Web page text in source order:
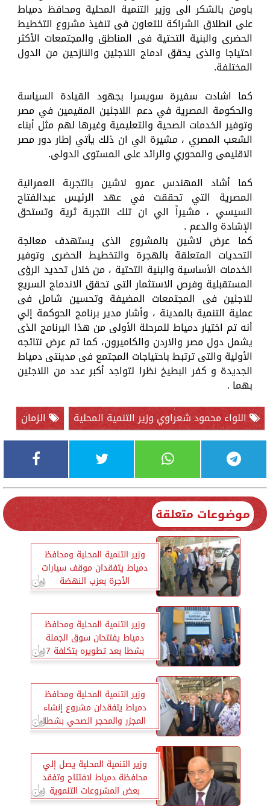
باومن بالشكر الى وزير التنمية المحلية ومحافظ دمياط
على انطلاق الشراكة للتعاون فى تنفيذ مشروع التخطيط
الحضرى والبنية التحتية فى المناطق والمجتمعات الأكثر
احتياجا والذى يحقق ادماج اللاجئين والنازحين من الدول
المختلفة.
كما اشادت سفيرة سويسرا بجهود القيادة السياسة
والحكومة المصرية في دعم اللاجئين المقيمين في مصر
وتوفير الخدمات الصحية والتعليمية وغيرها لهم مثل أبناء
الشعب المصري ، مشيرة الي ان ذلك يأتي إطار دور مصر
الاقليمى والمحوري والرائد على المستوى الدولى.
كما أشاد المهندس عمرو لاشين بالتجربة العمرانية
المصرية التي تحققت في عهد الرئيس عبدالفتاح
السيسي ، مشيراً الي ان تلك التجربة ثرية وتستحق
الإشادة والدعم .
كما عرض لاشين بالمشروع الذى يستهدف معالجة
التحديات المتعلقة بالهجرة والتخطيط الحضرى وتوفير
الخدمات الأساسية والبنية التحتية ، من خلال تحديد الرؤى
المستقبلية وفرص الاستثمار التى تحقق الاندماج السريع
للاجئين فى المجتمعات المضيفة وتحسين شامل فى
عملية التنمية بالمدينة ، وأشار مدير برنامج الحوكمة إلي
أنه تم اختيار دمياط للمرحلة الأولى من هذا البرنامج الذى
يشمل دول مصر والاردن والكاميرون، كما تم عرض نتائجه
الأولية والتى ترتبط باحتياجات المجتمع فى مدينتى دمياط
الجديدة و كفر البطيخ نظرا لتواجد أكبر عدد من اللاجئين
بهما .
اللواء محمود شعراوي وزير التنمية المحلية
الزمان
موضوعات متعلقة
وزير التنمية المحلية ومحافظ
دمياط يتفقدان موقف سيارات
الأجرة بعزب النهضة
وزير التنمية المحلية ومحافظ
دمياط يفتتحان سوق الجملة
بشطا بعد تطويره بتكلفة 7
مليون جنيه
وزير التنمية المحلية ومحافظ
دمياط يتفقدان مشروع إنشاء
المجزر والمحجر الصحي بشطا
بتكلفة إجمالية 295 مليون جنيه
وزير التنمية المحلية يصل إلي
محافظة دمياط لافتتاح وتفقد
بعض المشروعات التنموية